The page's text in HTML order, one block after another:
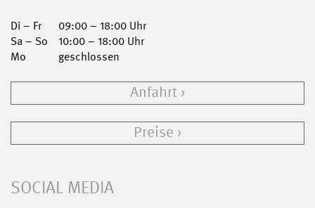
Di – Fr
09:00 – 18:00 Uhr
Sa – So
10:00 – 18:00 Uhr
Mo
geschlossen
Anfahrt
Preise
SOCIAL MEDIA